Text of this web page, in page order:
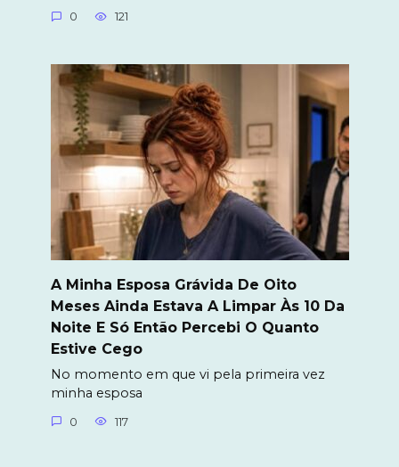
0 121
A Minha Esposa Grávida De Oito
Meses Ainda Estava A Limpar Às 10 Da
Noite E Só Então Percebi O Quanto
Estive Cego
No momento em que vi pela primeira vez
minha esposa
0 117